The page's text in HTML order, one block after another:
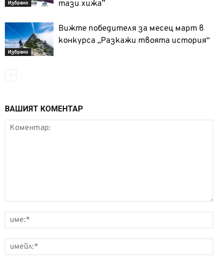
Избрано тази хижа”
Избрано
Вижте победителя за месец март в
конкурса „Разкажи твоята история“
ВАШИЯТ КОМЕНТАР